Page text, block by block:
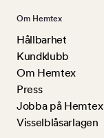
Om Hemtex
Hållbarhet
Kundklubb
Om Hemtex
Press
Jobba på Hemtex
Visselblåsarlagen